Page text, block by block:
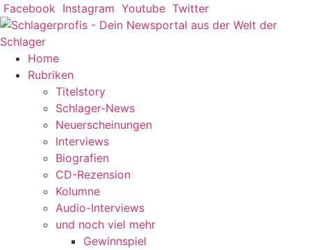
Zum
Inhalt
springen
Facebook Instagram Youtube Twitter
Home
Rubriken
Titelstory
Schlager-News
Neuerscheinungen
Interviews
Biografien
CD-Rezension
Kolumne
Audio-Interviews
und noch viel mehr
Gewinnspiel